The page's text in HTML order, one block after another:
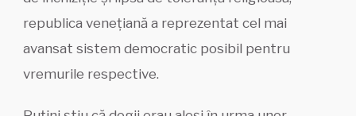
republica venețiană a reprezentat cel mai
avansat sistem democratic posibil pentru
vremurile respective.